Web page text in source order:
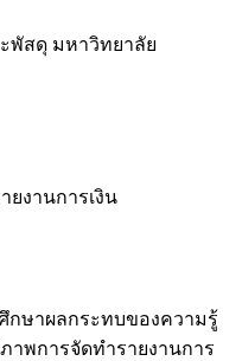
พัสดุ มหาวิทยาลัย
งานการเงิน
กษาผลกระทบของความรู้
พการจัดทำรายงานการ